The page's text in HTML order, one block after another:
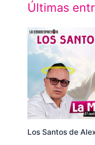
Últimas
Los Santos de